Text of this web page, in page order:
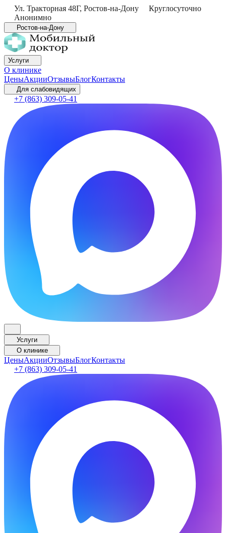
Ул. Тракторная 48Г, Ростов-на-Дону
Круглосуточно
Анонимно
Ростов-на-Дону
Услуги
О клинике
ЦеныАкцииОтзывыБлогКонтакты
Для слабовидящих
+7 (863) 309-05-41
Услуги
О клинике
ЦеныАкцииОтзывыБлогКонтакты
+7 (863) 309-05-41